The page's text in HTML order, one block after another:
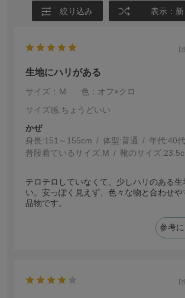
絞り込み 表示：
生地にハリがある
サイズ：Ｍ
色：オフ×クロ
サイズ感:ちょうどいい
かぜ
身長:151～155cm 体型:普通 年代:40
普段着ているサイズ:M 靴のサイズ:
テロテロしていなくて、少しハリのある生
い。安っぽく見えず、色々な物と合わせや
品物です。
参考